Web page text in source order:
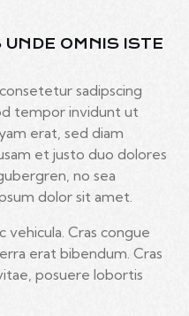
OMNIS ISTE
sadipscing
tempor invidunt ut
erat, sed diam
et justo duo dolores
no sea
dolor sit amet.
vehicula. Cras congue
erat bibendum. Cras
posuere lobortis